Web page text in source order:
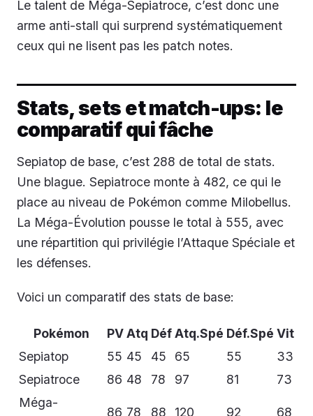
Le talent de Méga-Sepiatroce, c’est donc une
arme anti-stall qui surprend systématiquement
ceux qui ne lisent pas les patch notes.
Stats, sets et match-ups: le
comparatif qui fâche
Sepiatop de base, c’est 288 de total de stats.
Une blague. Sepiatroce monte à 482, ce qui le
place au niveau de Pokémon comme Milobellus.
La Méga-Évolution pousse le total à 555, avec
une répartition qui privilégie l’Attaque Spéciale et
les défenses.
Voici un comparatif des stats de base:
Pokémon PVAtq DéfAtq.Spé Déf.Spé Vit
Sepiatop
55 45 45 65 55
33
Sepiatroce
86 48 78 97 81
73
Méga-
86 78 88 120 92 68